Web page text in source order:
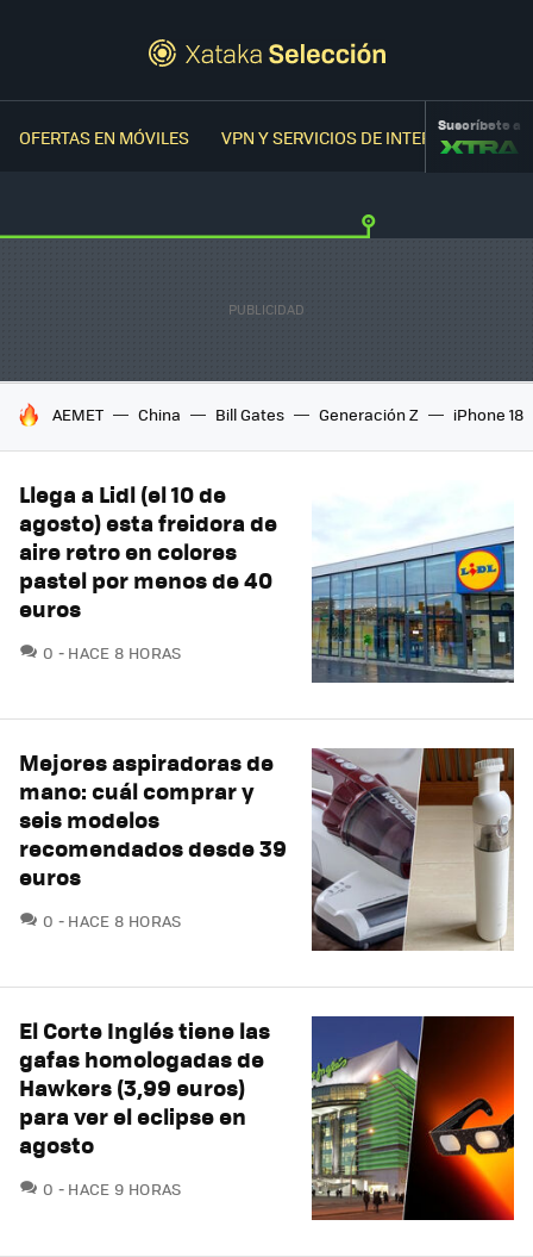
OFERTAS EN MÓVILES VPN Y SERVICIOS DE INTERNETSuscríbete a
HOY SE HABLA DE
AEMET China Bill Gates Generación Z iPhone 18
Llega a Lidl (el 10 de
agosto) esta freidora de
aire retro en colores
pastel por menos de 40
euros
0 COMENTARIOS
HACE 8 HORAS
Mejores aspiradoras de
mano: cuál comprar y
seis modelos
recomendados desde 39
euros
0 COMENTARIOS
HACE 8 HORAS
El Corte Inglés tiene las
gafas homologadas de
Hawkers (3,99 euros)
para ver el eclipse en
agosto
0 COMENTARIOS
HACE 9 HORAS